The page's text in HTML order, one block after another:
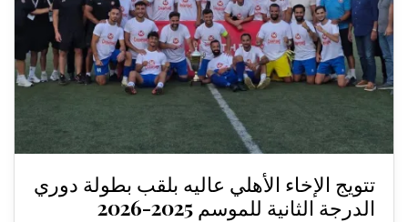
تتويج الإخاء الأهلي عاليه بلقب بطولة دوري
الدرجة الثانية للموسم 2025-2026